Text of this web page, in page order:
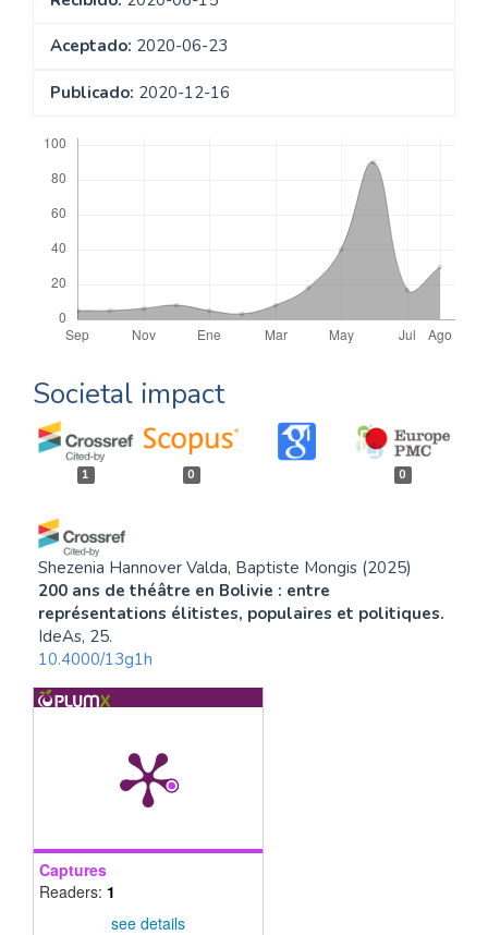
Aceptado: 2020-06-23
Publicado: 2020-12-16
Societal impact
1 0 0
Shezenia Hannover Valda, Baptiste Mongis (2025)
200 ans de théâtre en Bolivie : entre
représentations élitistes, populaires et politiques.
IdeAs, 25.
10.4000/13g1h
Captures
Readers: 1
see details